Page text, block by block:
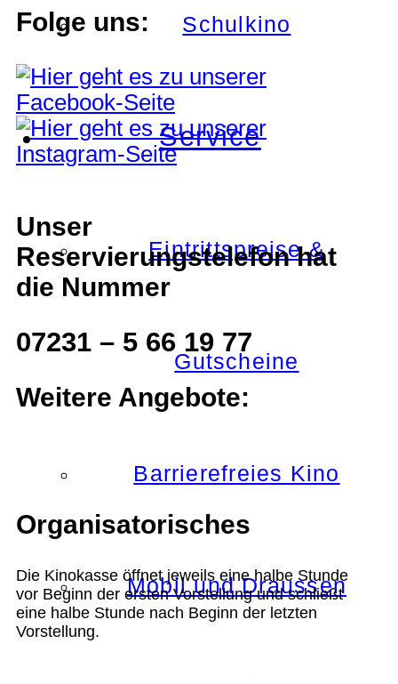
Schulkino
Service
Eintrittspreise &
Gutscheine
Barrierefreies Kino
Mobil und Draussen
Folge uns:
Unser
Reservierungstelefon hat
die Nummer
07231 – 5 66 19 77
Weitere Angebote:
Organisatorisches
Die Kinokasse öffnet jeweils eine halbe Stunde
vor Beginn der ersten Vorstellung und schließt
eine halbe Stunde nach Beginn der letzten
Vorstellung.